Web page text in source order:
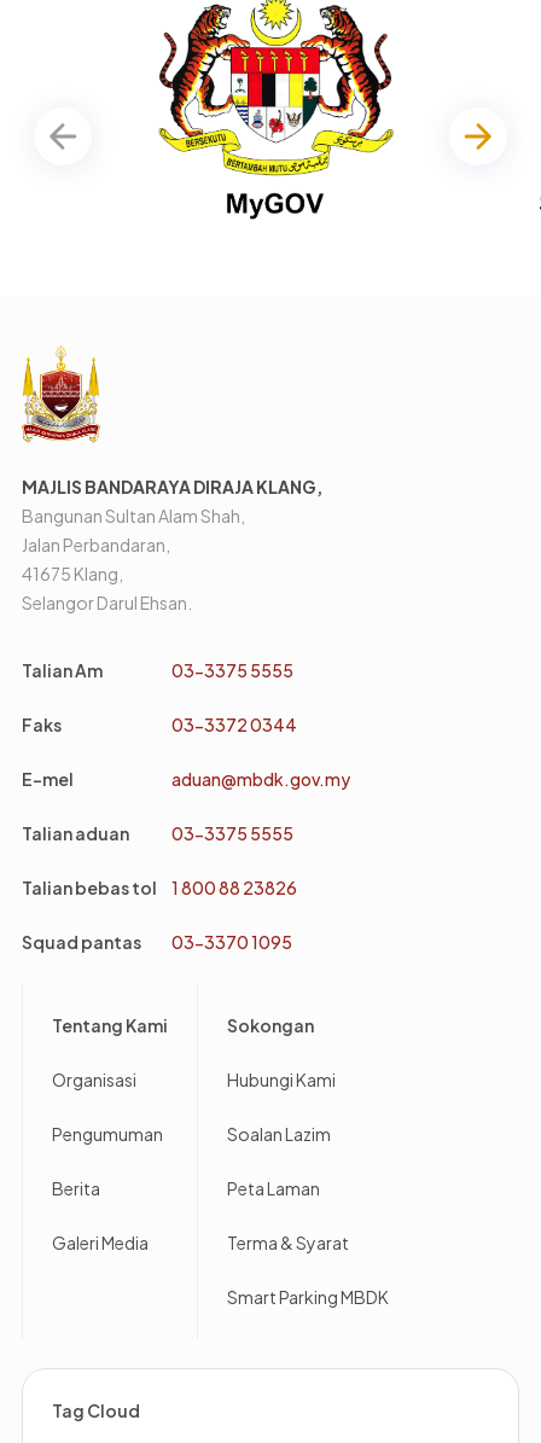
MAJLIS BANDARAYA DIRAJA KLANG,
Bangunan Sultan Alam Shah,
Jalan Perbandaran,
41675 Klang,
Selangor Darul Ehsan.
Talian Am 03-3375 5555
Faks 03-3372 0344
E-mel aduan@mbdk.gov.my
Talian aduan 03-3375 5555
Talian bebas tol 1 800 88 23826
Squad pantas 03-3370 1095
Tentang Kami
Organisasi
Pengumuman
Berita
Galeri Media
Sokongan
Hubungi Kami
Soalan Lazim
Peta Laman
Terma & Syarat
Smart Parking MBDK
Tag Cloud